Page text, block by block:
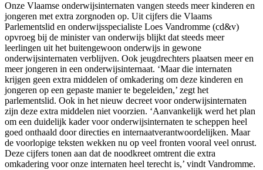
Onze Vlaamse onderwijsinternaten vangen steeds meer kinderen en
jongeren met extra zorgnoden op. Uit cijfers die Vlaams
Parlementslid en onderwijsspecialiste Loes Vandromme (cd&v)
opvroeg bij de minister van onderwijs blijkt dat steeds meer
leerlingen uit het buitengewoon onderwijs in gewone
onderwijsinternaten verblijven. Ook jeugdrechters plaatsen meer en
meer jongeren in een onderwijsinternaat. ‘Maar die internaten
krijgen geen extra middelen of omkadering om deze kinderen en
jongeren op een gepaste manier te begeleiden,’ zegt het
parlementslid. Ook in het nieuw decreet voor onderwijsinternaten
zijn deze extra middelen niet voorzien. ‘Aanvankelijk werd het plan
om een duidelijk kader voor onderwijsinternaten te scheppen heel
goed onthaald door directies en internaatverantwoordelijken. Maar
de voorlopige teksten wekken nu op veel fronten vooral veel onrust.
Deze cijfers tonen aan dat de noodkreet omtrent die extra
omkadering voor onze internaten heel terecht is,’ vindt Vandromme.